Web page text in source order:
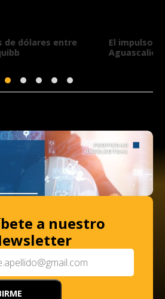
de las vendimias en el turismo de
a nuestro